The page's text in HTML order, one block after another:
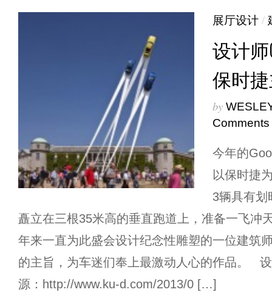
展厅设计 /
设计师
保时
by
Comments
今年的
以保时捷
3辆具有划
矗立在三根35米高的垂直跑道上，准备一飞冲
年来一直为此盛会设计纪念性雕塑的一位建筑
的主旨，为车迷们奉上最激动人心的作品。
源：http://www.ku-d.com/2013/0 […]